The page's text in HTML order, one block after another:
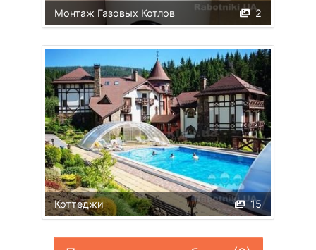
2
Монтаж Газовых Котлов
15
Коттеджи